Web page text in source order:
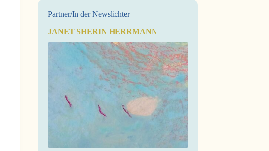
Partner/In der Newslichter
JANET SHERIN HERRMANN